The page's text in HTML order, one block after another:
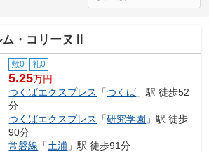
ム・コリーヌⅡ
敷0 礼0
5.25万円
つくばエクスプレス
「つくば」駅 徒歩52
分
つくばエクスプレス
「研究学園 」駅 徒歩
90分
常磐線 「土浦 」駅 徒歩91分